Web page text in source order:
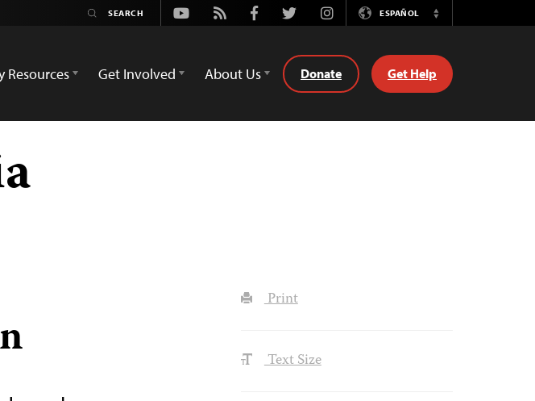
Youtube
Rss FacebookTwitterInstagramESPAÑOL
Switch
Resources Get Involved About Us Donate Get Help
Print
Text Size